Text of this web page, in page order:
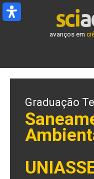
Ir
para
avanços em
Graduação